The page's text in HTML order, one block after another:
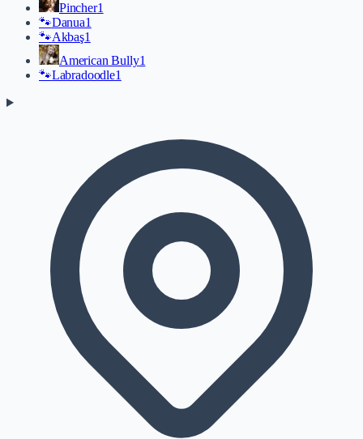
Pincher1
🐾Danua1
🐾Akbaş1
American Bully1
🐾Labradoodle1